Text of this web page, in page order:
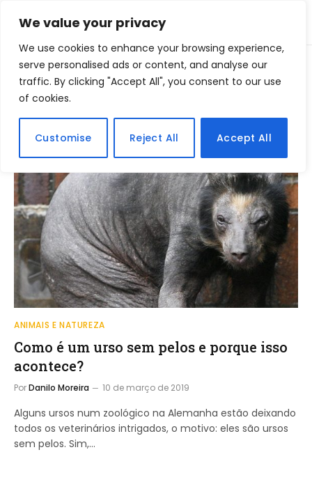
We value your privacy
We use cookies to enhance your browsing experience,
serve personalised ads or content, and analyse our
traffic. By clicking "Accept All", you consent to our use
of cookies.
Customise Reject All Accept All
Home » Posts Tagged "eveurso"
BROWSING:
ANIMAIS E NATUREZA
Como é um urso sem pelos e porque isso
acontece?
PorDanilo Moreira 10 de março de 2019
Alguns ursos num zoológico na Alemanha estão deixando
todos os veterinários intrigados, o motivo: eles são ursos
sem pelos. Sim,…